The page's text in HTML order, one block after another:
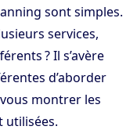
sont simples.
services,
? Il s’avère
d’aborder
montrer les
utilisées.